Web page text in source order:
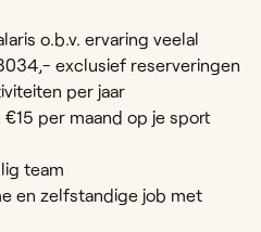
o.b.v. ervaring veelal
exclusief reserveringen
per jaar
per maand op je sport
team
en zelfstandige job met